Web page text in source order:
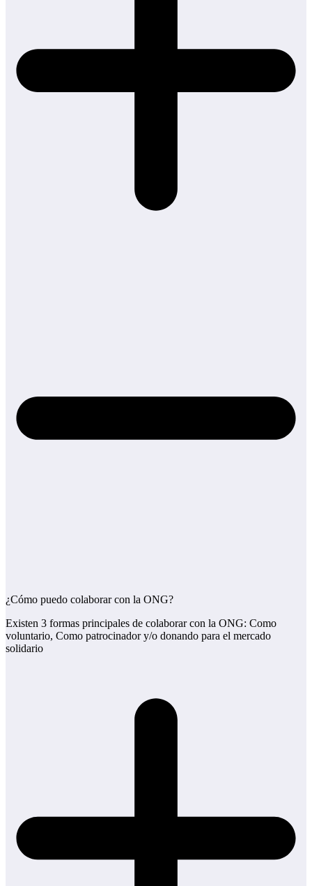
¿Cómo puedo colaborar con la ONG?
Existen 3 formas principales de colaborar con la ONG: Como
voluntario, Como patrocinador y/o donando para el mercado
solidario